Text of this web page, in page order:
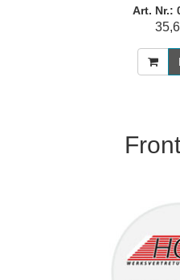
Art. Nr.: